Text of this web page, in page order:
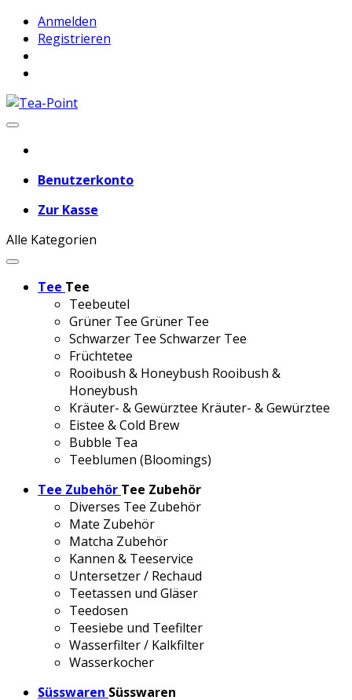
Anmelden
Registrieren
Benutzerkonto
Zur Kasse
Alle Kategorien
Tee Tee
Teebeutel
Grüner Tee Grüner Tee
Schwarzer Tee Schwarzer Tee
Früchtetee
Rooibush & Honeybush Rooibush &
Honeybush
Kräuter- & Gewürztee Kräuter- & Gewürztee
Eistee & Cold Brew
Bubble Tea
Teeblumen (Bloomings)
Tee Zubehör Tee Zubehör
Diverses Tee Zubehör
Mate Zubehör
Matcha Zubehör
Kannen & Teeservice
Untersetzer / Rechaud
Teetassen und Gläser
Teedosen
Teesiebe und Teefilter
Wasserfilter / Kalkfilter
Wasserkocher
Süsswaren Süsswaren